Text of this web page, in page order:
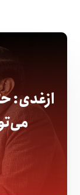
ازغدی:‌